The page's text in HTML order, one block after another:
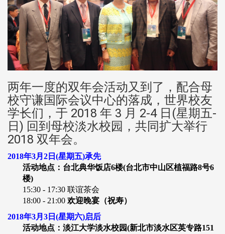
两年一度的双年会活动又到了，配合母
校守谦国际会议中心的落成，世界校友
学长们，于 2018 年 3 月 2-4 日(星期五-
日) 回到母校淡水校园，共同扩大举行
2018 双年会。
2018年3月2日(星期五)承先
活动地点：台北典华饭店6楼(台北市中山区植福路8号6
楼)
15:30 - 17:30 联谊茶会
18:00 - 21:00 欢迎晚宴（祝寿）
2018年3月3日(星期六)启后
活动地点：淡江大学淡水校园(新北市淡水区英专路151